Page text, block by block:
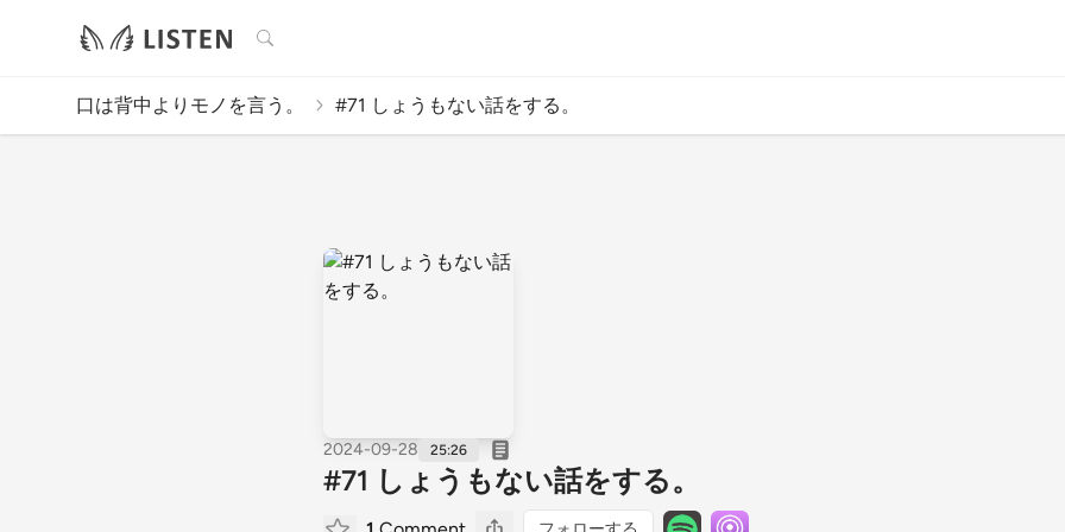
検索
口は背中よりモノを言う。 #71 しょうもない話をする。
2024-09-28 25:26
#71 しょうもない話をする。